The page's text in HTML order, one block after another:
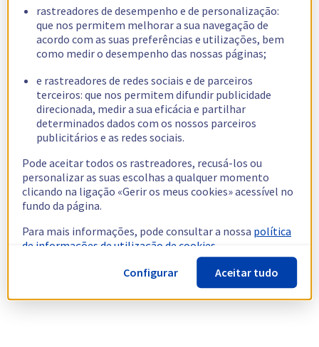
rastreadores de desempenho e de personalização:
que nos permitem melhorar a sua navegação de
acordo com as suas preferências e utilizações, bem
como medir o desempenho das nossas páginas;
e rastreadores de redes sociais e de parceiros
terceiros: que nos permitem difundir publicidade
direcionada, medir a sua eficácia e partilhar
determinados dados com os nossos parceiros
publicitários e as redes sociais.
Pode aceitar todos os rastreadores, recusá-los ou
personalizar as suas escolhas a qualquer momento
clicando na ligação «Gerir os meus cookies» acessível no
fundo da página.
Para mais informações, pode consultar a nossa política
de informações de utilização de cookies.
Configurar
Aceitar tudo